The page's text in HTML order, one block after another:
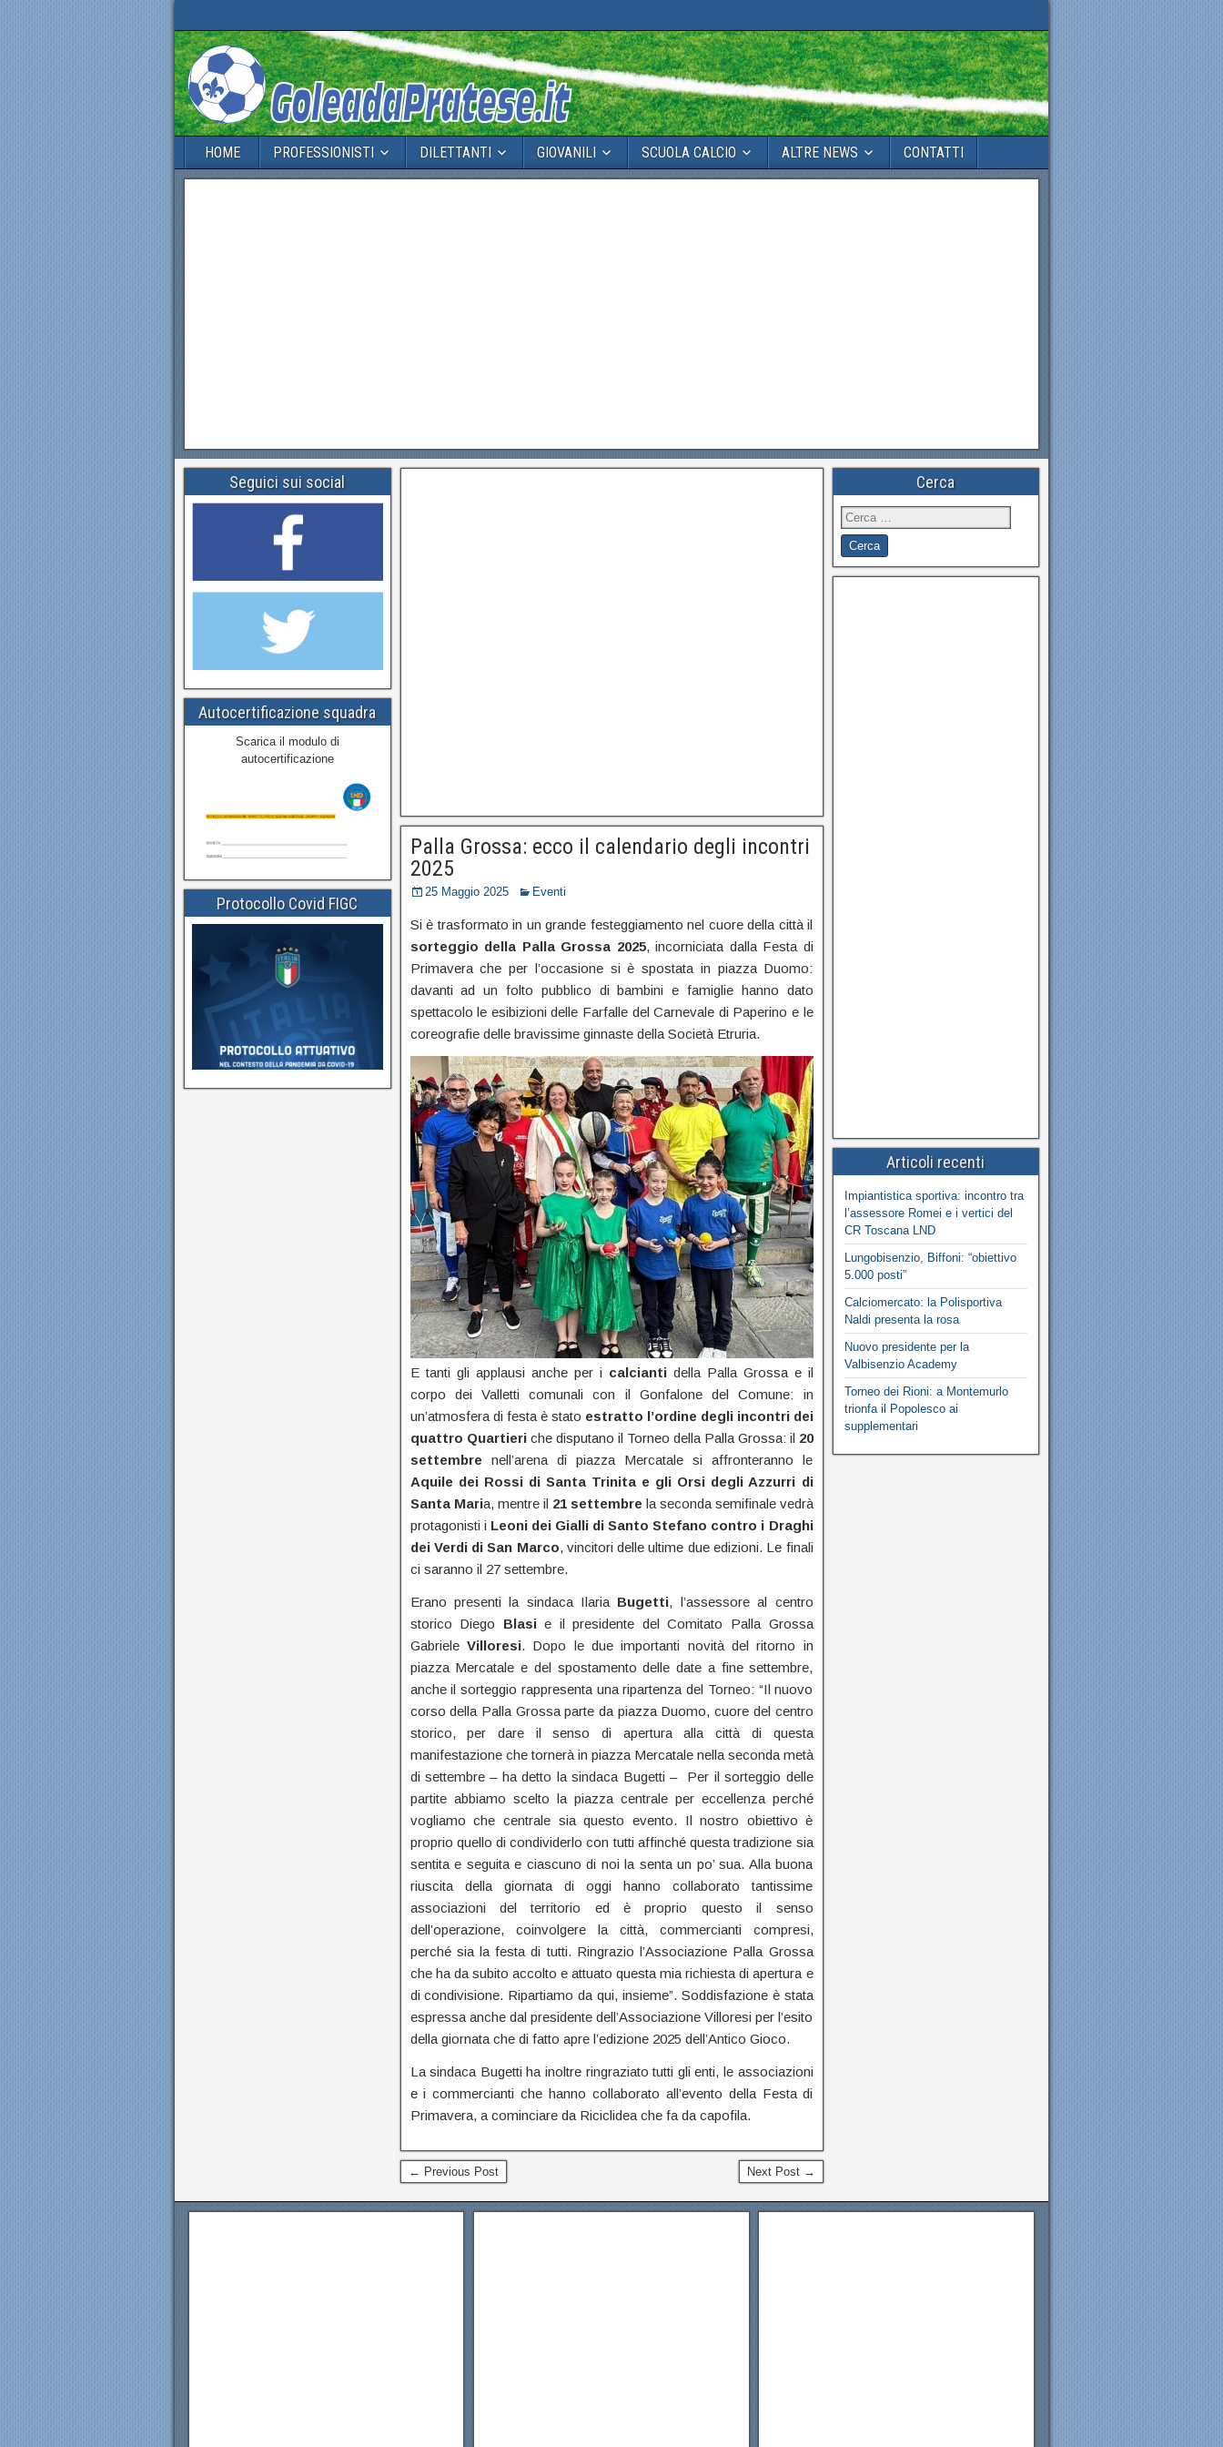
HOME PROFESSIONISTI DILETTANTI GIOVANILI SCUOLA CALCIO ALTRE NEWS CONTATTI
Palla Grossa: ecco il calendario degli incontri
2025
25 Maggio 2025 Eventi
Si è trasformato in un grande festeggiamento nel cuore della città il
sorteggio della Palla Grossa 2025, incorniciata dalla Festa di
Primavera che per l’occasione si è spostata in piazza Duomo:
davanti ad un folto pubblico di bambini e famiglie hanno dato
spettacolo le esibizioni delle Farfalle del Carnevale di Paperino e le
coreografie delle bravissime ginnaste della Società Etruria.
E tanti gli applausi anche per i calcianti della Palla Grossa e il
corpo dei Valletti comunali con il Gonfalone del Comune: in
un’atmosfera di festa è stato estratto l’ordine degli incontri dei
quattro Quartieri che disputano il Torneo della Palla Grossa: il 20
settembre nell’arena di piazza Mercatale si affronteranno le
Aquile dei Rossi di Santa Trinita e gli Orsi degli Azzurri di
Santa Maria, mentre il 21 settembre la seconda semifinale vedrà
protagonisti i Leoni dei Gialli di Santo Stefano contro i Draghi
dei Verdi di San Marco, vincitori delle ultime due edizioni. Le finali
ci saranno il 27 settembre.
Erano presenti la sindaca Ilaria Bugetti, l’assessore al centro
storico Diego Blasie il presidente del Comitato Palla Grossa
Gabriele Villoresi. Dopo le due importanti novità del ritorno in
piazza Mercatale e del spostamento delle date a fine settembre,
anche il sorteggio rappresenta una ripartenza del Torneo: “Il nuovo
corso della Palla Grossa parte da piazza Duomo, cuore del centro
storico, per dare il senso di apertura alla città di questa
manifestazione che tornerà in piazza Mercatale nella seconda metà
di settembre – ha detto la sindaca Bugetti – Per il sorteggio delle
partite abbiamo scelto la piazza centrale per eccellenza perché
vogliamo che centrale sia questo evento. Il nostro obiettivo è
proprio quello di condividerlo con tutti affinché questa tradizione sia
sentita e seguita e ciascuno di noi la senta un po’ sua. Alla buona
riuscita della giornata di oggi hanno collaborato tantissime
associazioni del territorio ed è proprio questo il senso
dell’operazione, coinvolgere la città, commercianti compresi,
perché sia la festa di tutti. Ringrazio l’Associazione Palla Grossa
che ha da subito accolto e attuato questa mia richiesta di apertura e
di condivisione. Ripartiamo da qui, insieme”. Soddisfazione è stata
espressa anche dal presidente dell’Associazione Villoresi per l’esito
della giornata che di fatto apre l’edizione 2025 dell’Antico Gioco.
La sindaca Bugetti ha inoltre ringraziato tutti gli enti, le associazioni
e i commercianti che hanno collaborato all’evento della Festa di
Primavera, a cominciare da Riciclidea che fa da capofila.
← Previous Post Next Post →
Seguici sui social
Autocertificazione squadra
Scarica il modulo di
autocertificazione
Protocollo Covid FIGC
Cerca
Articoli recenti
Impiantistica sportiva: incontro tra
l’assessore Romei e i vertici del
CR Toscana LND
Lungobisenzio, Biffoni: “obiettivo
5.000 posti”
Calciomercato: la Polisportiva
Naldi presenta la rosa
Nuovo presidente per la
Valbisenzio Academy
Torneo dei Rioni: a Montemurlo
trionfa il Popolesco ai
supplementari